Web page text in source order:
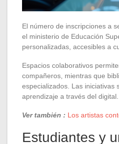
El número de inscripciones a
el ministerio de Educación
personalizadas, accesibles a
Espacios colaborativos
compañeros, mientras que
especializados. Las iniciativas
aprendizaje a través del digital.
Ver también : Los artistas
Estudiantes y